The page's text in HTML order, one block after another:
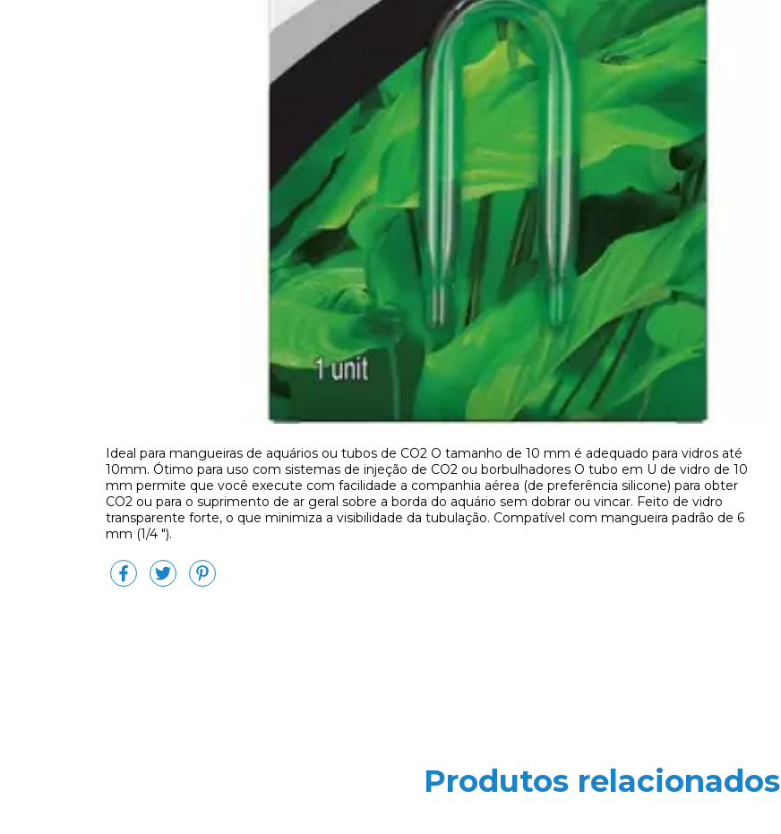
Ideal para mangueiras de aquários ou tubos de CO2 O tamanho de 10 mm é adequado para vidros até
10mm. Ótimo para uso com sistemas de injeção de CO2 ou borbulhadores O tubo em U de vidro de 10
mm permite que você execute com facilidade a companhia aérea (de preferência silicone) para obter
CO2 ou para o suprimento de ar geral sobre a borda do aquário sem dobrar ou vincar. Feito de vidro
transparente forte, o que minimiza a visibilidade da tubulação. Compatível com mangueira padrão de 6
mm (1/4 ").
Produtos relacionados